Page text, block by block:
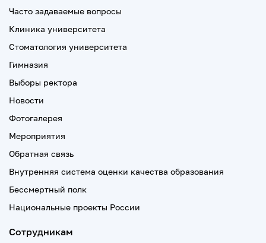
Часто задаваемые вопросы
Клиника университета
Стоматология университета
Гимназия
Выборы ректора
Новости
Фотогалерея
Мероприятия
Обратная связь
Внутренняя система оценки качества образования
Бессмертный полк
Национальные проекты России
Сотрудникам